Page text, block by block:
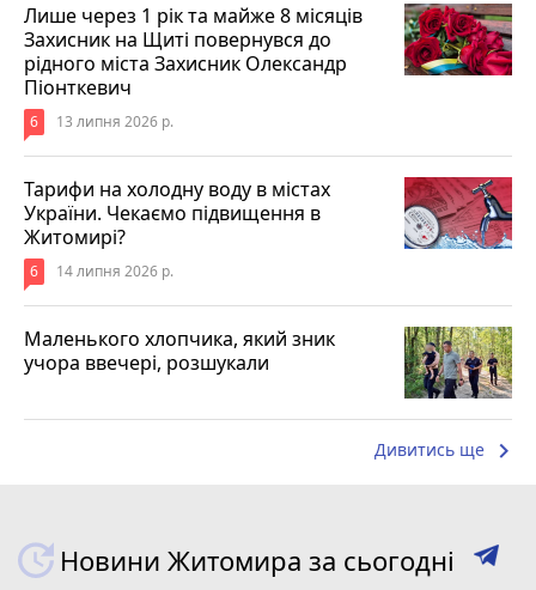
Лише через 1 рік та майже 8 місяців
Захисник на Щиті повернувся до
рідного міста Захисник Олександр
Піонткевич
6 13 липня 2026 р.
Тарифи на холодну воду в містах
України. Чекаємо підвищення в
Житомирі?
6 14 липня 2026 р.
Маленького хлопчика, який зник
учора ввечері, розшукали
Дивитись ще keyboard_arrow_right
Новини Житомира за сьогодні